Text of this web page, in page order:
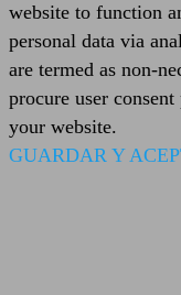
website to function
personal data via
are termed as non-
procure user
your website.
GUARDAR Y